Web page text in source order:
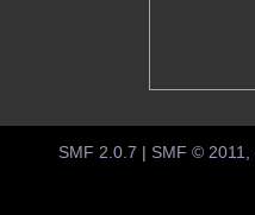
SMF 2.0.7 SMF © 2011,